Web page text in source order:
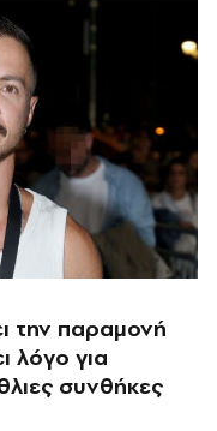
την παραμονή
λόγο για
συνθήκες